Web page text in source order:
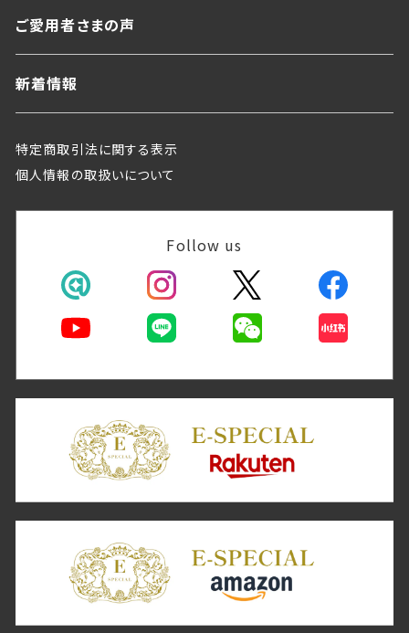
ご愛用者さまの声
新着情報
Follow us
特定商取引法に関する表示
個人情報の取扱いについて